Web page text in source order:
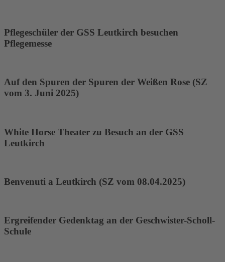
Pflegeschüler der GSS Leutkirch besuchen
Pflegemesse
Auf den Spuren der Spuren der Weißen Rose (SZ
vom 3. Juni 2025)
White Horse Theater zu Besuch an der GSS
Leutkirch
Benvenuti a Leutkirch (SZ vom 08.04.2025)
Ergreifender Gedenktag an der Geschwister-Scholl-
Schule